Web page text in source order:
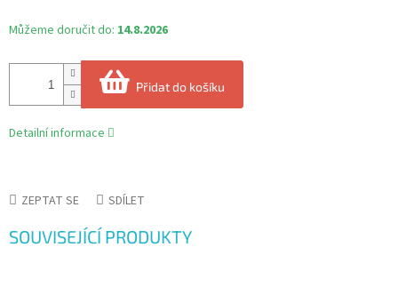
Můžeme doručit do: 14.8.2026
Přidat do košíku
Detailní informace
ZEPTAT SE SDÍLET
SOUVISEJÍCÍ PRODUKTY